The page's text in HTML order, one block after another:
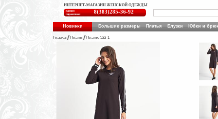
ИНТЕРНЕТ-МАГАЗИН ЖЕНСКОЙ ОДЕЖДЫ
единая
справочная
8(383)285-36-92
Новинки Большие размеры Платья Блузки Юбки и
Главная Платья Платье 522-1